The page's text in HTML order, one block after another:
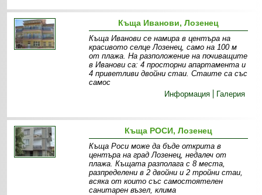
Къща Иванови, Лозенец
Къща Иванови се намира в центъра на
красивото селце Лозенец, само на 100 м
от плажа. На разположение на почиващите
в Иванови са: 4 просторни апартамента и
4 приветливи двойни стаи. Стаите са със
самос
Информация
Галерия
Къща РОСИ, Лозенец
Къща Роси може да бъде открита в
центъра на град Лозенец, недалеч от
плажа. Къщата разполага с 8 места,
разпределени в 2 двойни и 2 тройни стаи,
всяка от които със самостоятелен
санитарен възел, клима